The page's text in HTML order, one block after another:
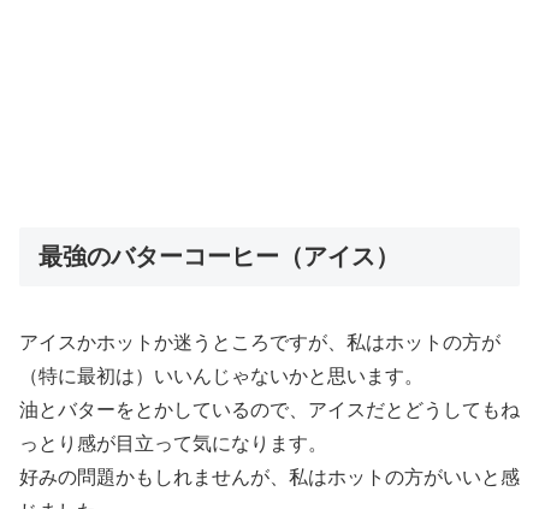
最強のバターコーヒー（アイス）
アイスかホットか迷うところですが、私はホットの方が
（特に最初は）いいんじゃないかと思います。
油とバターをとかしているので、アイスだとどうしてもね
っとり感が目立って気になります。
好みの問題かもしれませんが、私はホットの方がいいと感